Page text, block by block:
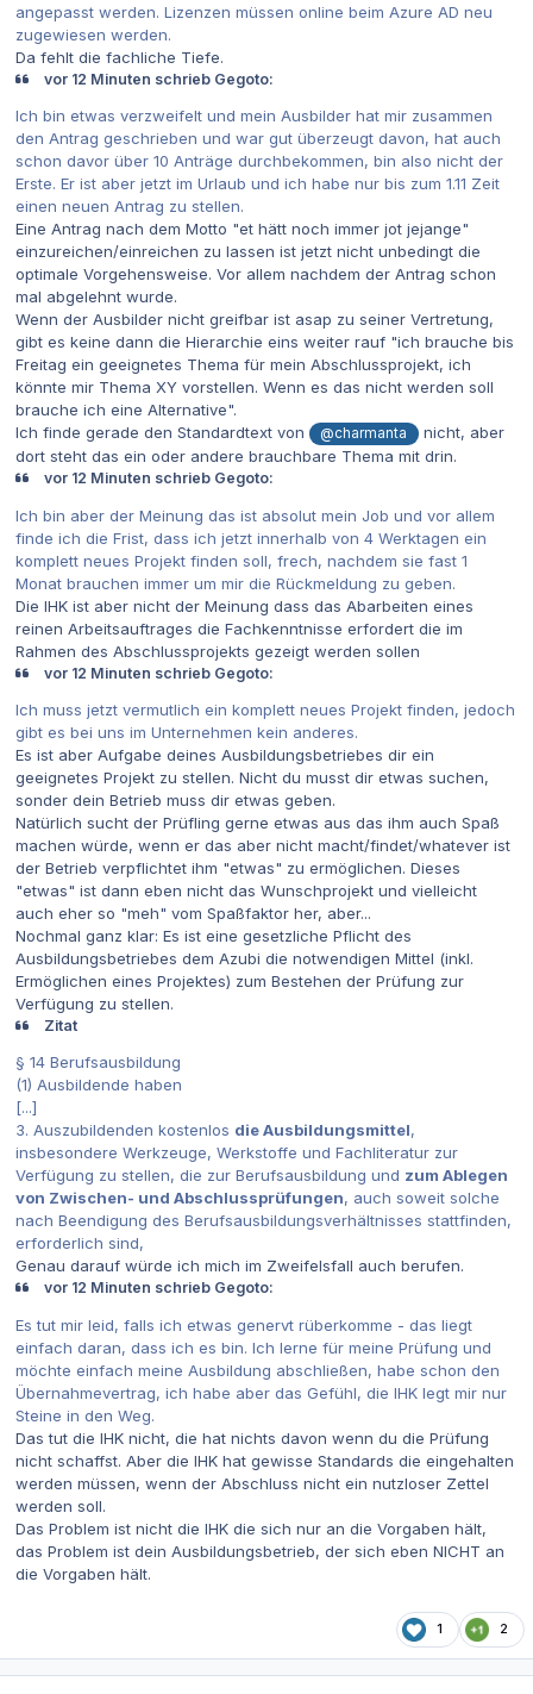
angepasst werden. Lizenzen müssen online beim Azure AD neu
zugewiesen werden.
Da fehlt die fachliche Tiefe.
vor 12 Minuten schrieb Gegoto:
Ich bin etwas verzweifelt und mein Ausbilder hat mir zusammen
den Antrag geschrieben und war gut überzeugt davon, hat auch
schon davor über 10 Anträge durchbekommen, bin also nicht der
Erste. Er ist aber jetzt im Urlaub und ich habe nur bis zum 1.11 Zeit
einen neuen Antrag zu stellen.
Eine Antrag nach dem Motto "et hätt noch immer jot jejange"
einzureichen/einreichen zu lassen ist jetzt nicht unbedingt die
optimale Vorgehensweise. Vor allem nachdem der Antrag schon
mal abgelehnt wurde.
Wenn der Ausbilder nicht greifbar ist asap zu seiner Vertretung,
gibt es keine dann die Hierarchie eins weiter rauf "ich brauche bis
Freitag ein geeignetes Thema für mein Abschlussprojekt, ich
könnte mir Thema XY vorstellen. Wenn es das nicht werden soll
brauche ich eine Alternative".
Ich finde gerade den Standardtext von
@charmanta
nicht, aber
dort steht das ein oder andere brauchbare Thema mit drin.
vor 12 Minuten schrieb Gegoto:
Ich bin aber der Meinung das ist absolut mein Job und vor allem
finde ich die Frist, dass ich jetzt innerhalb von 4 Werktagen ein
komplett neues Projekt finden soll, frech, nachdem sie fast 1
Monat brauchen immer um mir die Rückmeldung zu geben.
Die IHK ist aber nicht der Meinung dass das Abarbeiten eines
reinen Arbeitsauftrages die Fachkenntnisse erfordert die im
Rahmen des Abschlussprojekts gezeigt werden sollen
vor 12 Minuten schrieb Gegoto:
Ich muss jetzt vermutlich ein komplett neues Projekt finden, jedoch
gibt es bei uns im Unternehmen kein anderes.
Es ist aber Aufgabe deines Ausbildungsbetriebes dir ein
geeignetes Projekt zu stellen. Nicht du musst dir etwas suchen,
sonder dein Betrieb muss dir etwas geben.
Natürlich sucht der Prüfling gerne etwas aus das ihm auch Spaß
machen würde, wenn er das aber nicht macht/findet/whatever ist
der Betrieb verpflichtet ihm "etwas" zu ermöglichen. Dieses
"etwas" ist dann eben nicht das Wunschprojekt und vielleicht
auch eher so "meh" vom Spaßfaktor her, aber...
Nochmal ganz klar: Es ist eine gesetzliche Pflicht des
Ausbildungsbetriebes dem Azubi die notwendigen Mittel (inkl.
Ermöglichen eines Projektes) zum Bestehen der Prüfung zur
Verfügung zu stellen.
Zitat
§ 14 Berufsausbildung
(1) Ausbildende haben
[...]
3. Auszubildenden kostenlos die Ausbildungsmittel,
insbesondere Werkzeuge, Werkstoffe und Fachliteratur zur
Verfügung zu stellen, die zur Berufsausbildung und zum Ablegen
von Zwischen- und Abschlussprüfungen, auch soweit solche
nach Beendigung des Berufsausbildungsverhältnisses stattfinden,
erforderlich sind,
Genau darauf würde ich mich im Zweifelsfall auch berufen.
vor 12 Minuten schrieb Gegoto:
Es tut mir leid, falls ich etwas genervt rüberkomme - das liegt
einfach daran, dass ich es bin. Ich lerne für meine Prüfung und
möchte einfach meine Ausbildung abschließen, habe schon den
Übernahmevertrag, ich habe aber das Gefühl, die IHK legt mir nur
Steine in den Weg.
Das tut die IHK nicht, die hat nichts davon wenn du die Prüfung
nicht schaffst. Aber die IHK hat gewisse Standards die eingehalten
werden müssen, wenn der Abschluss nicht ein nutzloser Zettel
werden soll.
Das Problem ist nicht die IHK die sich nur an die Vorgaben hält,
das Problem ist dein Ausbildungsbetrieb, der sich eben NICHT an
die Vorgaben hält.
1 2